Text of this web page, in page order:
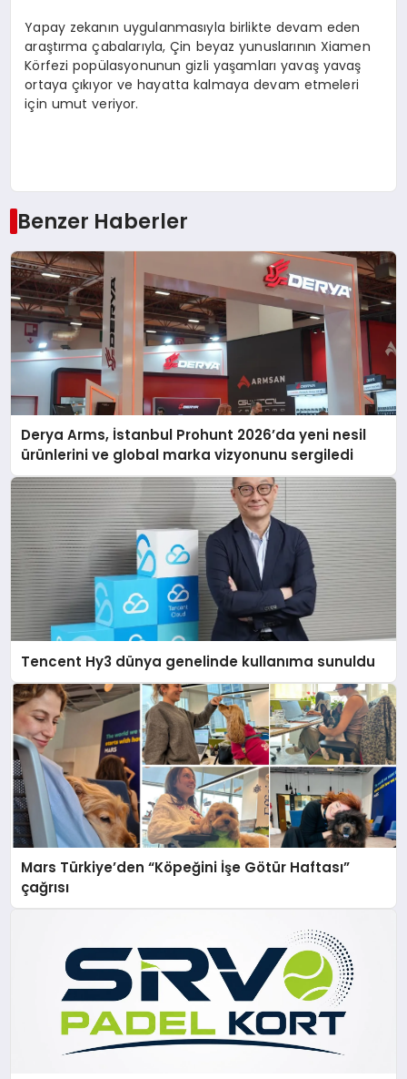
Yapay zekanın uygulanmasıyla birlikte devam eden
araştırma çabalarıyla, Çin beyaz yunuslarının Xiamen
Körfezi popülasyonunun gizli yaşamları yavaş yavaş
ortaya çıkıyor ve hayatta kalmaya devam etmeleri
için umut veriyor.
Benzer Haberler
Derya Arms, İstanbul Prohunt 2026’da yeni nesil
ürünlerini ve global marka vizyonunu sergiledi
Tencent Hy3 dünya genelinde kullanıma sunuldu
Mars Türkiye’den “Köpeğini İşe Götür Haftası”
çağrısı